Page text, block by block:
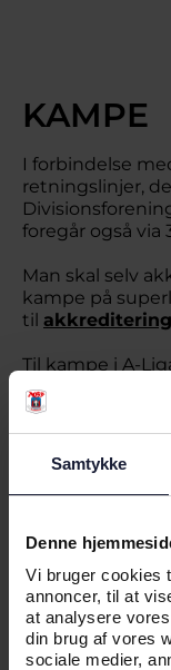
Samtykke
Denne
Vi bruger cookies
annoncer, til at
at analysere
din brug af vores
sociale medier,
KAMPE
I forbindelse
retningslinjer,
foregår også via
Man skal selv
kampe på
til
Til kampe i A-
rettes
kampen for
Ved kampe i
pressefolk